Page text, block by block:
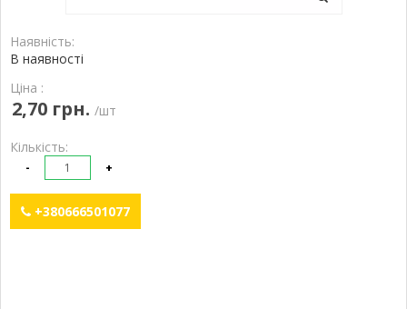
Наявність:
В наявності
Ціна :
2,70 грн. /шт
Кількість:
- +
+380666501077